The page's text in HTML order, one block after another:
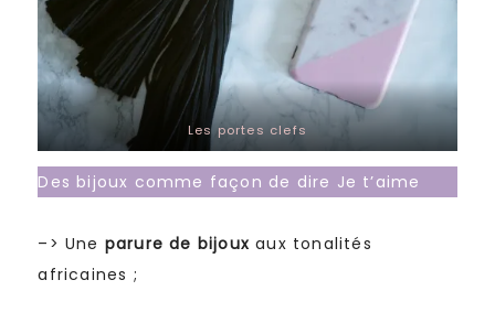
Les portes clefs
Des bijoux comme façon de dire Je t’aime
–> Une parure de bijoux aux tonalités
africaines ;